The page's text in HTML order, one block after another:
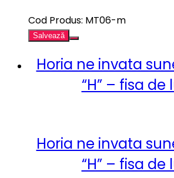
Cod Produs: MT06-m
Salvează
Horia ne invata
“H” – fisa de
Horia ne invata
“H” – fisa de